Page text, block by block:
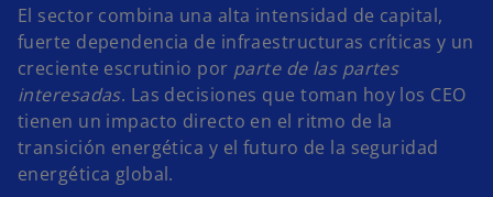
El sector combina una alta intensidad de capital,
fuerte dependencia de infraestructuras críticas y un
creciente escrutinio por parte de las partes
interesadas. Las decisiones que toman hoy los CEO
tienen un impacto directo en el ritmo de la
transición energética y el futuro de la seguridad
energética global.